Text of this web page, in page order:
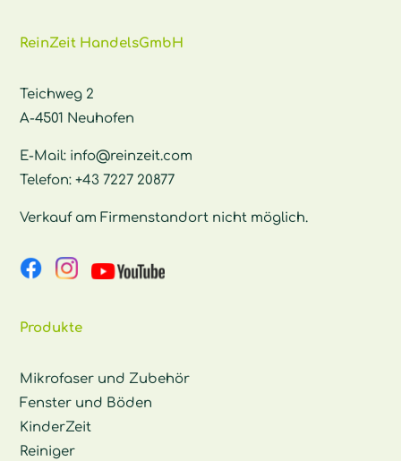
ReinZeit HandelsGmbH
Teichweg 2
A-4501 Neuhofen
E-Mail: info@reinzeit.com
Telefon:+43 7227 20877
Verkauf am Firmenstandort nicht möglich.
Produkte
Mikrofaser und Zubehör
Fenster und Böden
KinderZeit
Reiniger